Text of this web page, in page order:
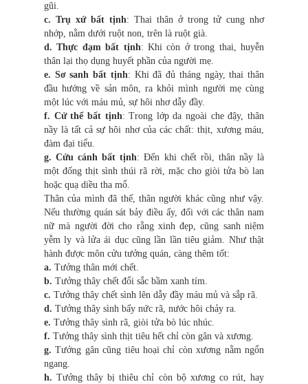
gũi.
c. Trụ xứ bất tịnh: Thai thân ở trong tử cung nhơ
nhớp, nằm dưới ruột non, trên là ruột già.
d. Thực đạm bất tịnh: Khi còn ở trong thai, huyễn
thân lại thọ dụng huyết phần của người mẹ.
e. Sơ sanh bất tịnh: Khi đã đủ tháng ngày, thai thân
đầu hướng về sản môn, ra khỏi mình người mẹ cùng
một lúc với máu mủ, sự hôi nhơ dẫy đầy.
f. Cử thể bất tịnh: Trong lớp da ngoài che đậy, thân
nầy là tất cả sự hôi nhơ của các chất: thịt, xương máu,
đàm đại tiểu.
g. Cứu cánh bất tịnh: Đến khi chết rồi, thân nầy là
một đống thịt sình thúi rã rời, mặc cho giòi tửa bò lan
hoặc quạ diều tha mổ.
Thân của mình đã thế, thân người khác cũng như vậy.
Nếu thường quán sát bảy điều ấy, đối với các thân nam
nữ mà người đời cho rằng xinh đẹp, cũng sanh niệm
yễm ly và lửa ái dục cũng lần lần tiêu giảm. Như thật
hành được môn cửu tưởng quán, càng thêm tốt:
a. Tưởng thân mới chết.
b. Tưởng thây chết đổi sắc bầm xanh tím.
c. Tưởng thây chết sình lên dẫy đầy máu mủ và sắp rã.
d. Tưởng thây sình bấy nức rã, nước hôi chảy ra.
e. Tưởng thây sình rã, giòi tửa bò lúc nhúc.
f. Tưởng thây sình thịt tiêu hết chỉ còn gân và xương.
g. Tưởng gân cũng tiêu hoại chỉ còn xương nằm ngổn
ngang.
h. Tưởng thây bị thiêu chỉ còn bộ xương co rút, hay